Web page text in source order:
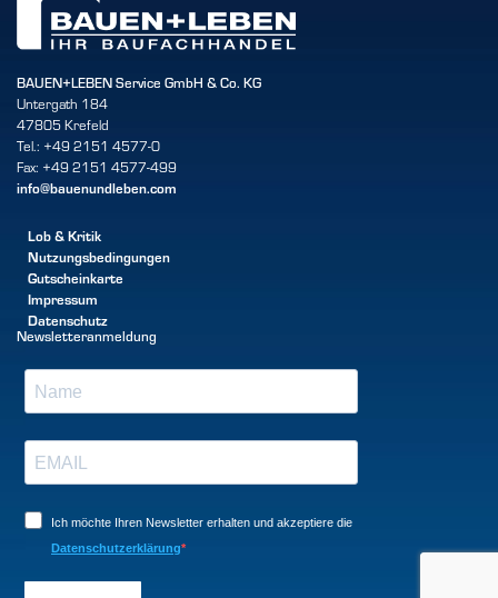
BAUEN+LEBEN Service GmbH & Co. KG
Untergath 184
47805 Krefeld
Tel.: +49 2151 4577-0
Fax: +49 2151 4577-499
info@bauenundleben.com
Lob & Kritik
Nutzungsbedingungen
Gutscheinkarte
Impressum
Datenschutz
Newsletteranmeldung
Ich möchte Ihren Newsletter erhalten und akzeptiere die
Datenschutzerklärung